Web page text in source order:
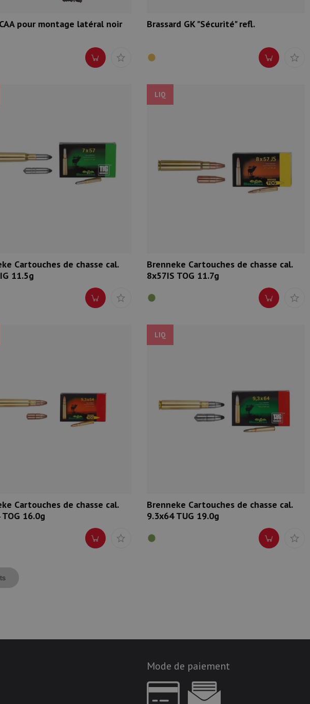
pour montage latéral noir Brassard GK "Sécurité" refl.
Cartouches de chasse cal.
11.5g
LIQ
Brenneke Cartouches de chasse cal.
8x57IS TOG 11.7g
Cartouches de chasse cal.
16.0g
LIQ
Brenneke Cartouches de chasse cal.
9.3x64 TUG 19.0g
Mode de paiement